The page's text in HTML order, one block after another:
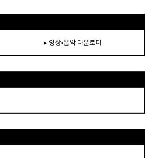
▸ 영상•음악 다운로더